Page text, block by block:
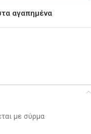
αγαπημένα
με σύρμα